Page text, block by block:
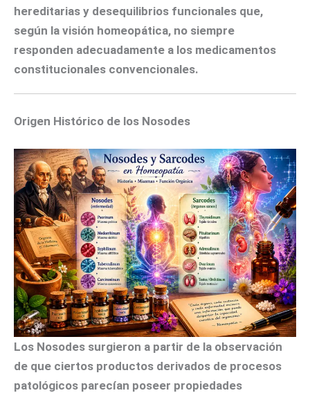
hereditarias y desequilibrios funcionales que,
según la visión homeopática, no siempre
responden adecuadamente a los medicamentos
constitucionales convencionales.
Origen Histórico de los Nosodes
Los Nosodes surgieron a partir de la observación
de que ciertos productos derivados de procesos
patológicos parecían poseer propiedades